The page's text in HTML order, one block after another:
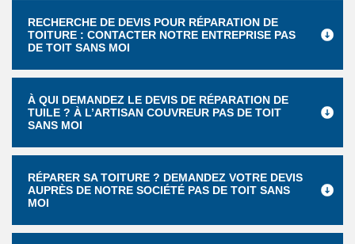
RECHERCHE DE DEVIS POUR RÉPARATION DE
TOITURE : CONTACTER NOTRE ENTREPRISE PAS
DE TOIT SANS MOI
À QUI DEMANDEZ LE DEVIS DE RÉPARATION DE
TUILE ? À L’ARTISAN COUVREUR PAS DE TOIT
SANS MOI
RÉPARER SA TOITURE ? DEMANDEZ VOTRE DEVIS
AUPRÈS DE NOTRE SOCIÉTÉ PAS DE TOIT SANS
MOI